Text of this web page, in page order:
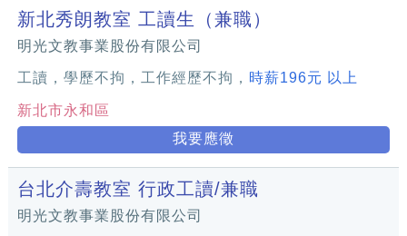
新北秀朗教室 工讀生（兼職）
明光文教事業股份有限公司
工讀，學歷不拘，工作經歷不拘， 時薪196元 以上
新北市永和區
我要應徵
台北介壽教室 行政工讀/兼職
明光文教事業股份有限公司